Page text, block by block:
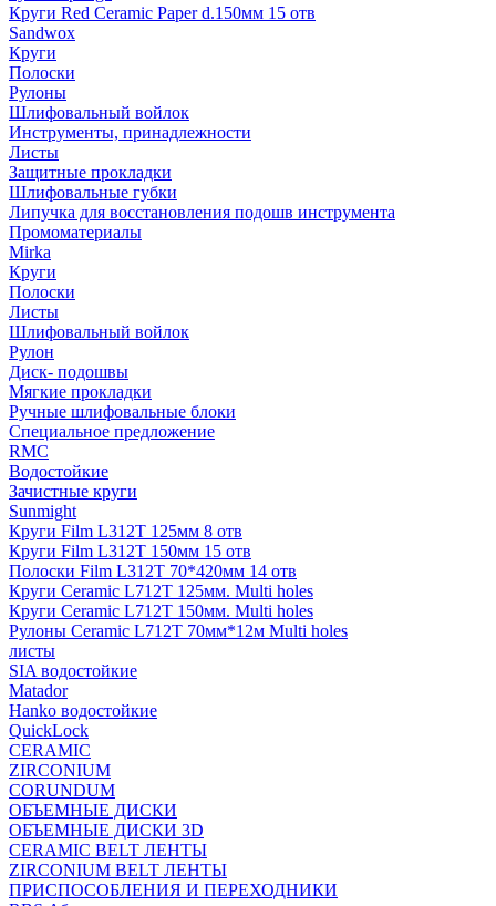
Круги Red Ceramic Paper d.150мм 15 отв
Sandwox
Круги
Полоски
Рулоны
Шлифовальный войлок
Инструменты, принадлежности
Листы
Защитные прокладки
Шлифовальные губки
Липучка для восстановления подошв инструмента
Промоматериалы
Mirka
Круги
Полоски
Листы
Шлифовальный войлок
Рулон
Диск- подошвы
Мягкие прокладки
Ручные шлифовальные блоки
Специальное предложение
RMC
Водостойкие
Зачистные круги
Sunmight
Круги Film L312T 125мм 8 отв
Круги Film L312T 150мм 15 отв
Полоски Film L312T 70*420мм 14 отв
Круги Ceramic L712T 125мм. Multi holes
Круги Ceramic L712T 150мм. Multi holes
Рулоны Ceramic L712T 70мм*12м Multi holes
листы
SIA водостойкие
Matador
Hanko водостойкие
QuickLock
CERAMIC
ZIRCONIUM
СORUNDUM
ОБЪЕМНЫЕ ДИСКИ
ОБЪЕМНЫЕ ДИСКИ 3D
CERAMIC BELT ЛЕНТЫ
ZIRCONIUM BELT ЛЕНТЫ
ПРИСПОСОБЛЕНИЯ И ПЕРЕХОДНИКИ